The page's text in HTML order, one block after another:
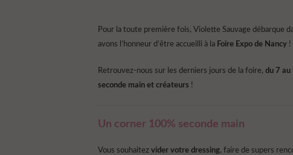
Pour la toute première fois, Violette Sauvage débarque
avons l’honneur d’être accueilli à la Foire Expo de Nancy !
Retrouvez-nous sur les derniers jours de la foire, du 7 au
seconde main et créateurs !
Un corner 100% seconde main
Vous souhaitez vider votre dressing, faire de supers